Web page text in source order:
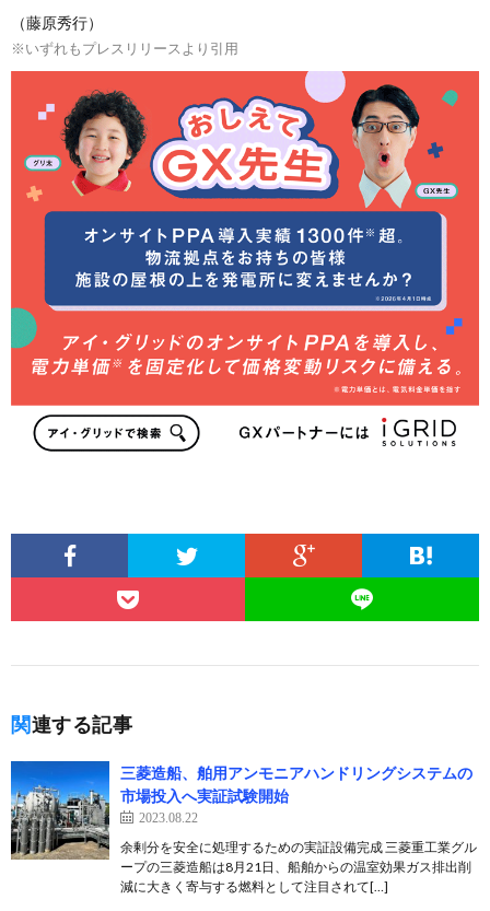
（藤原秀行）
※いずれもプレスリリースより引用
関連する記事
三菱造船、舶用アンモニアハンドリングシステムの
市場投入へ実証試験開始
2023.08.22
余剰分を安全に処理するための実証設備完成 三菱重工業グル
ープの三菱造船は8月21日、船舶からの温室効果ガス排出削
減に大きく寄与する燃料として注目されて[…]